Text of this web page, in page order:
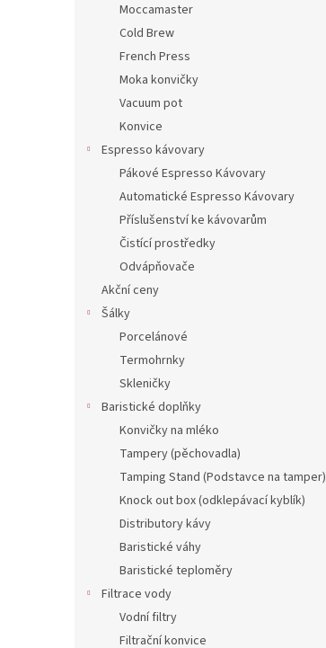
Moccamaster
Cold Brew
French Press
Moka konvičky
Vacuum pot
Konvice
Espresso kávovary
Pákové Espresso Kávovary
Automatické Espresso Kávovary
Příslušenství ke kávovarům
Čistící prostředky
Odvápňovače
Akční ceny
Šálky
Porcelánové
Termohrnky
Skleničky
Baristické doplňky
Konvičky na mléko
Tampery (pěchovadla)
Tamping Stand (Podstavce na tamper)
Knock out box (odklepávací kyblík)
Distributory kávy
Baristické váhy
Baristické teploměry
Filtrace vody
Vodní filtry
Filtrační konvice